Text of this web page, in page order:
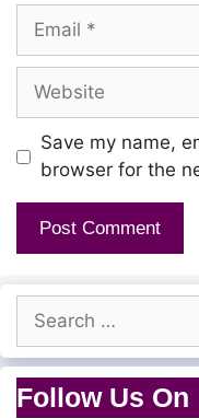
Unnai kaana thudithen
Indru thaanae
Nammai kandu
Vin meengalum kan
Penmai indru
Rojaa mottu
Ippodhu thaan
Email
Website
Save my name,
browser for the
Search
for:
Follow Us On